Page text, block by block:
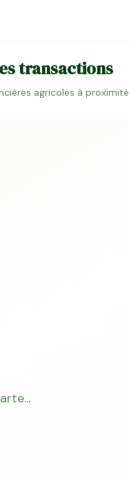
transactions
agricoles à proximité